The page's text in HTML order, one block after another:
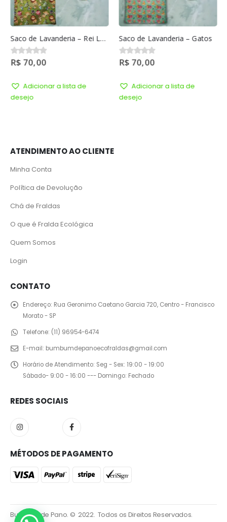
Saco de Lavanderia – Rei Leão
0out of 5
R$ 70,00
Adicionar a lista de
desejo
Saco de Lavanderia – Gatos
0out of 5
R$ 70,00
Adicionar a lista de
desejo
ATENDIMENTO AO CLIENTE
Minha Conta
Política de Devolução
Chá de Fraldas
O que é Fralda Ecológica
Quem Somos
Login
CONTATO
Endereço: Rua Geronimo Caetano Garcia 720, Centro - Francisco
Morato - SP
Telefone: (11) 96954-6474
E-mail: bumbumdepanoecofraldas@gmail.com
Horário de Atendimento: Seg - Sex: 19:00 - 19:00
Sábado- 9:00 - 16:00 --- Domingo: Fechado
REDES SOCIAIS
MÉTODOS DE PAGAMENTO
Bumbum de Pano. © 2022. Todos os Direitos Reservados.